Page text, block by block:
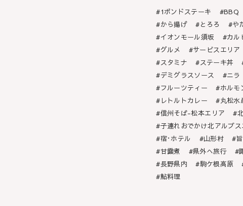
1ポンドステーキ BBQ
から揚げ
とろろ や
イオンモール須坂
カル
グルメ
サービスエリア
スタミナ
ステーキ丼
デミグラスソース
ニラ
フルーツティー
ホルモ
レトルトカレー
丸松水
信州そば-松本エリア
子連れおでかけ北アルプス
宿･ホテル
山形村
甘露煮
県外へ旅行
長野県内
駒ケ根高原
鮎料理